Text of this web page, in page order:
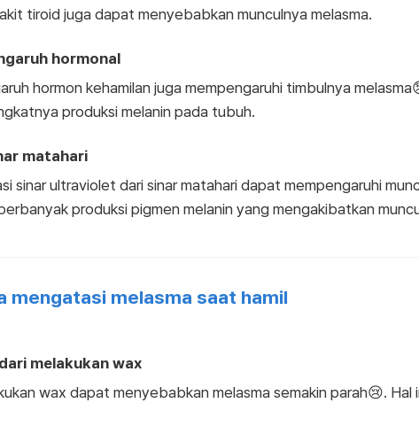
tiroid juga dapat menyebabkan munculnya melasma.
hormonal
hormon kehamilan juga mempengaruhi timbulnya
produksi melanin pada tubuh.
matahari
sinar ultraviolet dari sinar matahari dapat mempengaruhi
produksi pigmen melanin yang mengakibatkan
mengatasi melasma saat hamil
melakukan wax
wax dapat menyebabkan melasma semakin parah😢.